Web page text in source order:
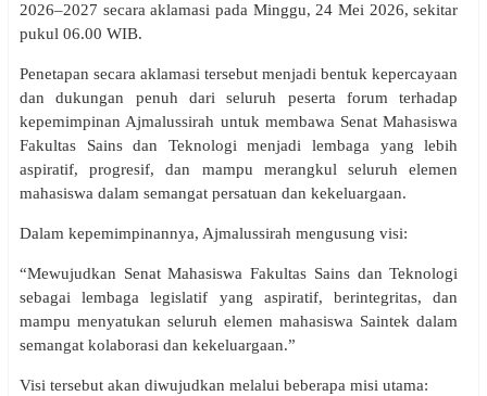
2026–2027 secara aklamasi pada Minggu, 24 Mei 2026, sekitar
pukul 06.00 WIB.
Penetapan secara aklamasi tersebut menjadi bentuk kepercayaan
dan dukungan penuh dari seluruh peserta forum terhadap
kepemimpinan Ajmalussirah untuk membawa Senat Mahasiswa
Fakultas Sains dan Teknologi menjadi lembaga yang lebih
aspiratif, progresif, dan mampu merangkul seluruh elemen
mahasiswa dalam semangat persatuan dan kekeluargaan.
Dalam kepemimpinannya, Ajmalussirah mengusung visi:
“Mewujudkan Senat Mahasiswa Fakultas Sains dan Teknologi
sebagai lembaga legislatif yang aspiratif, berintegritas, dan
mampu menyatukan seluruh elemen mahasiswa Saintek dalam
semangat kolaborasi dan kekeluargaan.”
Visi tersebut akan diwujudkan melalui beberapa misi utama: